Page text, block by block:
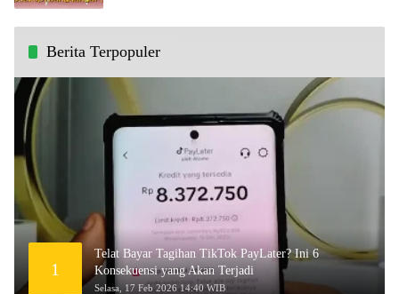
Berita Terpopuler
1
Telat Bayar Tagihan TikTok PayLater? Ini 6
Konsekuensi yang Akan Terjadi
Selasa, 17 Feb 2026 14:40 WIB